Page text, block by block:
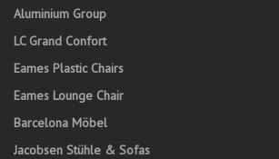
Aluminium Group
LC Grand Confort
Eames Plastic Chairs
Eames Lounge Chair
Barcelona Möbel
Jacobsen Stühle & Sofas